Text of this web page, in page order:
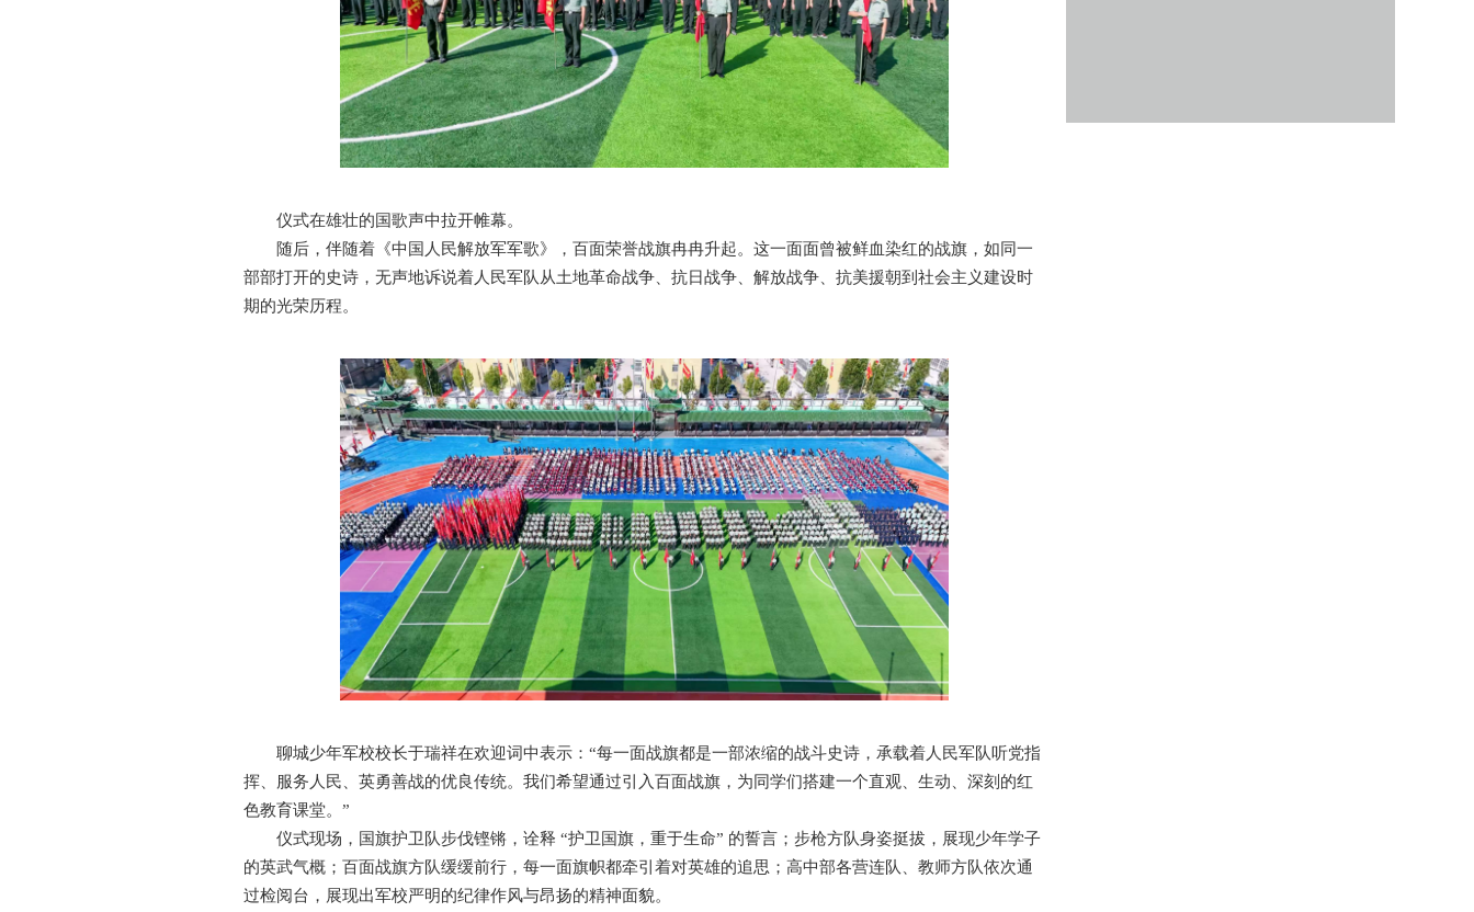
仪式在雄壮的国歌声中拉开帷幕。
随后，伴随着《中国人民解放军军歌》，百面荣誉战旗冉冉升起。这一面面曾被鲜血染红的战旗，如同一
部部打开的史诗，无声地诉说着人民军队从土地革命战争、抗日战争、解放战争、抗美援朝到社会主义建设时
期的光荣历程。
聊城少年军校校长于瑞祥在欢迎词中表示：“每一面战旗都是一部浓缩的战斗史诗，承载着人民军队听党指
挥、服务人民、英勇善战的优良传统。我们希望通过引入百面战旗，为同学们搭建一个直观、生动、深刻的红
色教育课堂。”
仪式现场，国旗护卫队步伐铿锵，诠释 “护卫国旗，重于生命” 的誓言；步枪方队身姿挺拔，展现少年学子
的英武气概；百面战旗方队缓缓前行，每一面旗帜都牵引着对英雄的追思；高中部各营连队、教师方队依次通
过检阅台，展现出军校严明的纪律作风与昂扬的精神面貌。